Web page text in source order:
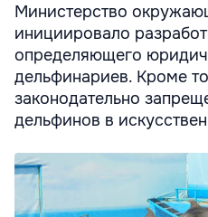
Министерство
инициировало
определяющего
дельфинариев. Кроме
законодательно
дельфинов в